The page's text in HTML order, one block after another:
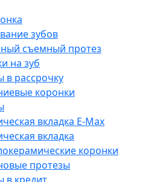
зубов
съемный протез
на зуб
в рассрочку
коронки
вкладка E-Max
вкладка
коронки
протезы